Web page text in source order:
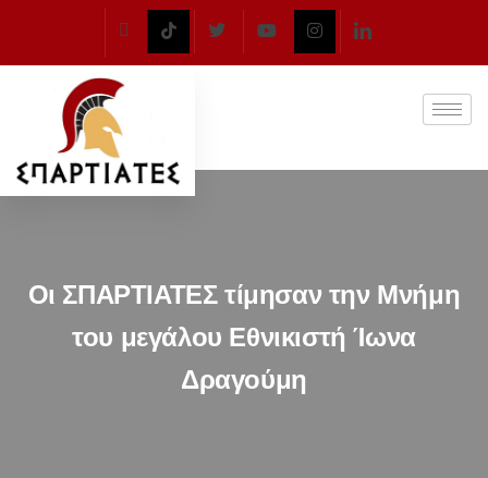
Οι ΣΠΑΡΤΙΑΤΕΣ τίμησαν την Μνήμη
του μεγάλου Εθνικιστή Ίωνα
Δραγούμη